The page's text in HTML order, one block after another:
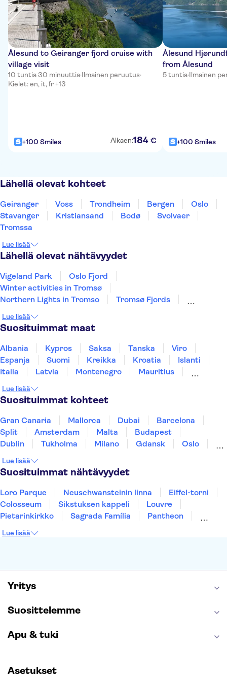
Ålesund to Geiranger fjord cruise with
village visit
10 tuntia 30 minuuttia·Ilmainen peruutus·
Kielet: en, it, fr +13
+100 Smiles Alkaen:184 €
Ålesund
from Ålesund
5 tuntia·Ilmainen
+100 Smiles
Lähellä olevat kohteet
Geiranger Voss Trondheim Bergen
Oslo
Stavanger
Kristiansand Bodø
Svolvaer
Tromssa
Lue lisää
Lähellä olevat nähtävyydet
Vigeland Park
Oslo Fjord
Winter activities in Tromsø
Northern Lights in Tromso
Tromsø Fjords
Sleigh Rides in Tromsø
Whale watching in Tromsø
Nobelin rauhankeskus
Lue lisää
Suosituimmat maat
Albania Kypros Saksa Tanska
Viro
Espanja
Suomi Kreikka Kroatia
Islanti
Italia
Latvia Montenegro
Mauritius
Thaimaa
Turkki
Lue lisää
Suosituimmat kohteet
Gran Canaria Mallorca Dubai
Barcelona
Split
Amsterdam Malta
Budapest
Dublin
Tukholma Milano Gdansk
Oslo
Tallinna
Ljubljana Riika
Lue lisää
Suosituimmat nähtävyydet
Loro Parque Neuschwansteinin linna
Eiffel-torni
Colosseum
Sikstuksen kappeli
Louvre
Pietarinkirkko
Sagrada Família
Pantheon
Keukenhof
Lue lisää
Yritys
Suosittelemme
Apu & tuki
Asetukset